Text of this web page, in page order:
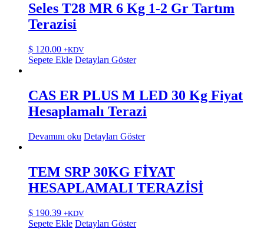
Seles T28 MR 6 Kg 1-2 Gr Tartım
Terazisi
$ 120.00 +KDV
Sepete Ekle Detayları Göster
CAS ER PLUS M LED 30 Kg Fiyat
Hesaplamalı Terazi
Devamını oku Detayları Göster
TEM SRP 30KG FİYAT
HESAPLAMALI TERAZİSİ
$ 190.39 +KDV
Sepete Ekle Detayları Göster